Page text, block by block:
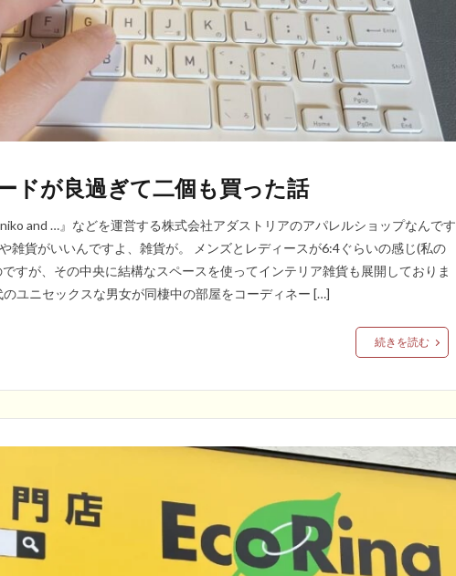
ドが良過ぎて二個も買った話
and …』などを運営する株式会社アダストリアのアパレルショップなんです
雑貨がいいんですよ、雑貨が。 メンズとレディースが6:4ぐらいの感じ(私の
すが、その中央に結構なスペースを使ってインテリア雑貨も展開しておりま
ユニセックスな男女が同棲中の部屋をコーディネー […]
続きを読む